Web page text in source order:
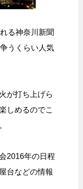
る神奈川新聞
うくらい人気
が打ち上げら
しめるのでこ
2016年の日程
台などの情報